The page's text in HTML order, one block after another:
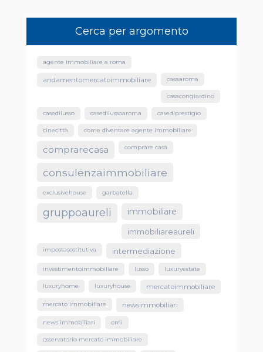
Cerca per argomento
agente immobiliare a roma
andamentomercatoimmobiliare casaaroma
casacongiardino
casedilusso casedilussoaroma casediprestigio
cinecittà come diventare agente immobiliare
comprarecasa comprare casa
consulenzaimmobiliare
exclusivehouse garbatella
gruppoaureli immobiliare
immobiliareaureli
impostasostitutiva intermediazione
investimentoimmobiliare lusso luxuryestate
luxuryhome luxuryhouse mercatoimmobiliare
mercato immobiliare newsimmobiliari
news immobiliari omi
osservatorio mercato immobiliare